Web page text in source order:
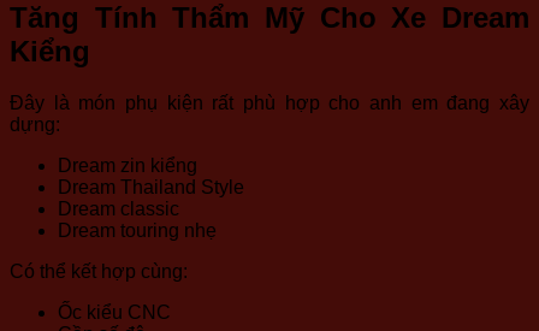
Tăng Tính Thẩm Mỹ Cho Xe Dream
Kiểng
Đây là món phụ kiện rất phù hợp cho anh em đang xây
dựng:
Dream zin kiểng
Dream Thailand Style
Dream classic
Dream touring nhẹ
Có thể kết hợp cùng:
Ốc kiểu CNC